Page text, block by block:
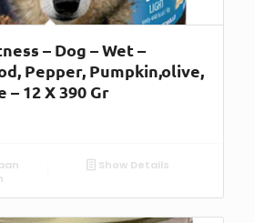
– Dog – Wet –
Pepper, Pumpkin,olive,
12 X 390 Gr
Show Details